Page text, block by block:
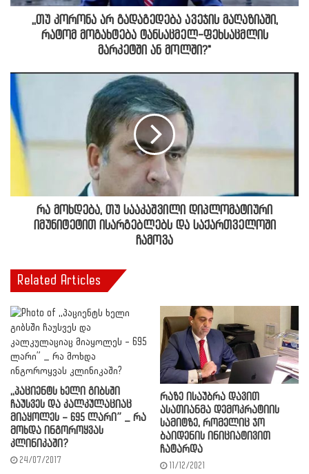
,,თუ კორონა არ გადაგედება ავეჯის მაღაზიაში,
რატომ მოგახტება ტანსაცმელ-ფეხსაცმლის
მარკეტში ან მოლში?"
რა მოხდება, თუ სააკაშვილი დიპლომატიური
იმუნიტეტით ისარგებლებს და საქართველოში
ჩამოვა
Related Articles
,,პაციენტს ხელი გიბსში
ჩაუსვეს და კალკულაციაც
მიაყოლეს – 695 ლარი” _ რა
მოხდა ინგოროყვას
კლინიკაში?
24/07/2017
რაზე ისაუბრა დავით
ასათიანმა დემოკრატიის
სამიტზე, რომელიც ჯო
ბაიდენის ინიციატივით
ჩატარდა
11/12/2021